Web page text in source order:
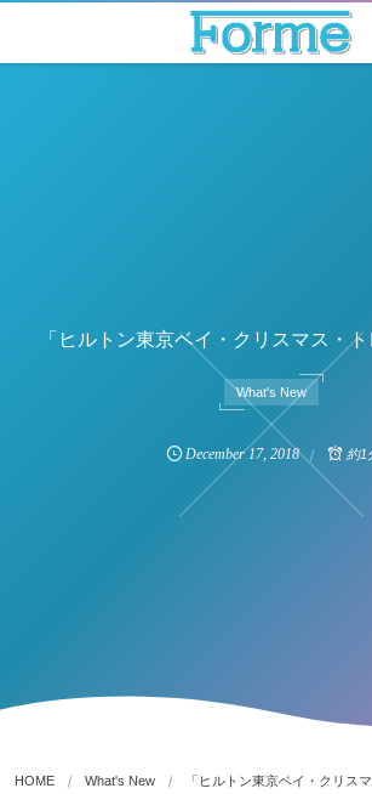
「ヒルトン東京ベイ・クリスマス・
What's New
December 17,2018 約1
HOME What's New 「ヒルトン東京ベイ・クリス